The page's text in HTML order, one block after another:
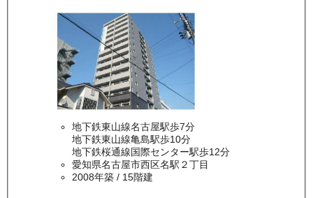
地下鉄東山線名古屋駅歩7分
地下鉄東山線亀島駅歩10分
地下鉄桜通線国際センター駅歩12分
愛知県名古屋市西区名駅２丁目
2008年築/ 15階建